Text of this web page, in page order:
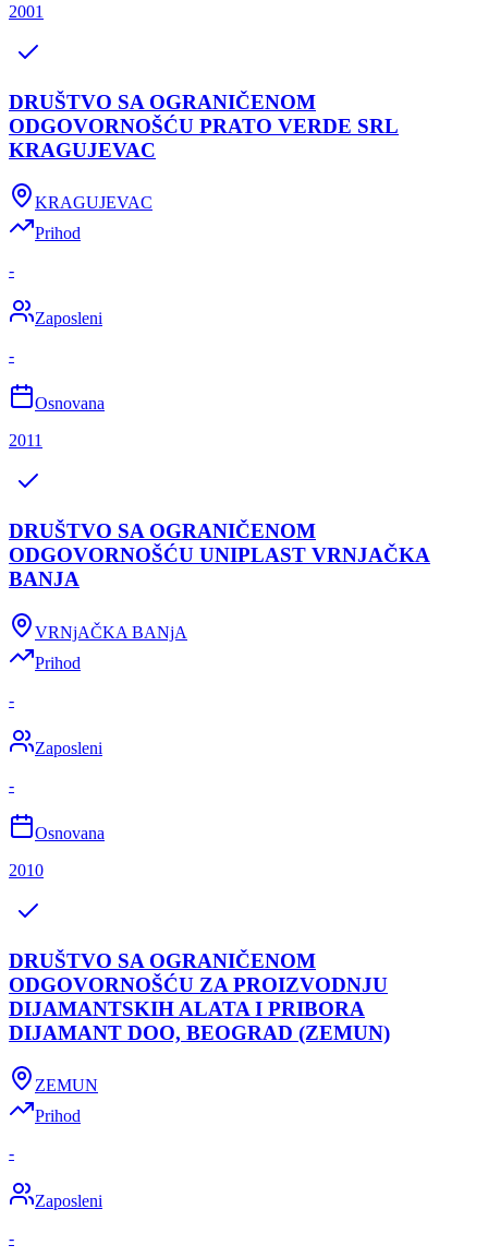
2001
DRUŠTVO SA OGRANIČENOM
ODGOVORNOŠĆU PRATO VERDE SRL
KRAGUJEVAC
KRAGUJEVAC
Prihod
-
Zaposleni
-
Osnovana
2011
DRUŠTVO SA OGRANIČENOM
ODGOVORNOŠĆU UNIPLAST VRNJAČKA
BANJA
VRNjAČKA BANjA
Prihod
-
Zaposleni
-
Osnovana
2010
DRUŠTVO SA OGRANIČENOM
ODGOVORNOŠĆU ZA PROIZVODNJU
DIJAMANTSKIH ALATA I PRIBORA
DIJAMANT DOO, BEOGRAD (ZEMUN)
ZEMUN
Prihod
-
Zaposleni
-